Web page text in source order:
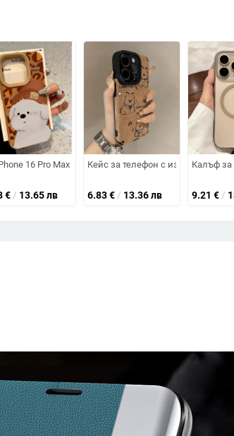
кожа, ръчна изработка, еластичен джоб,
телефон Apple 17Pro в червено розово,
16 Pro Max - кафява суедова кожа с мотив
€ / 13.65 лв
Кейс за телефон с изкуствена
6.83€ / 13.36 лв
Калъф за
9.21 € /